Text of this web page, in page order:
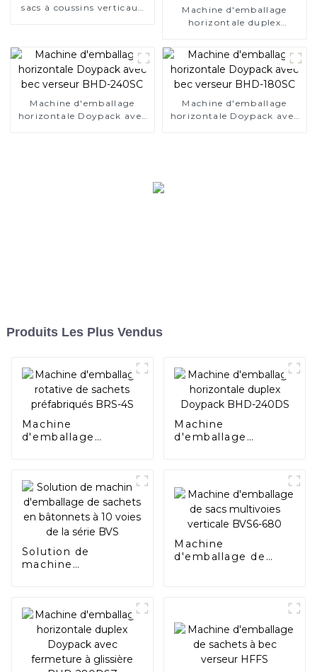
sacs à coussins verticaux
Machine d'emballage
horizontale duplex
Machine d'emballage
horizontale Doypack avec
Machine d'emballage
horizontale Doypack avec
Produits Les Plus Vendus
Machine
d'emballage
Machine
d'emballage
Solution de
machine
voies de la série
BVS
Machine
d'emballage de